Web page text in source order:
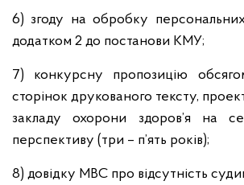
6) згоду на обробку
додатком 2 до постанови КМУ;
7) конкурсну пропозицію
сторінок друкованого тексту,
закладу охорони здоров’я на
перспективу (три – п’ять років);
8) довідку МВС про відсутність